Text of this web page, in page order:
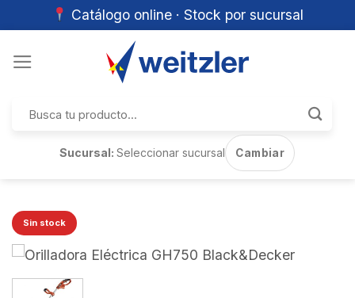
Catálogo online · Stock por sucursal
por:
Sucursal:Seleccionar sucursal Cambiar
Sin stock